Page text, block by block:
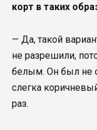
корт в таких
— Да, такой
не разрешили,
белым. Он был не
слегка
раз.